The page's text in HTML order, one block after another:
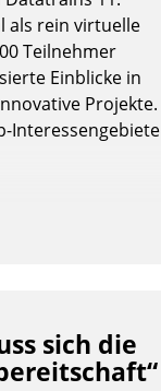
als rein virtuelle
Teilnehmer
Einblicke in
Projekte.
Interessengebiete
sich die